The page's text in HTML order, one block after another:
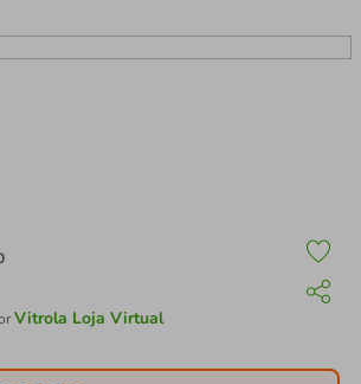
Vitrola Loja Virtual